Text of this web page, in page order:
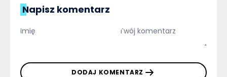
Napisz komentarz
DODAJ KOMENTARZ